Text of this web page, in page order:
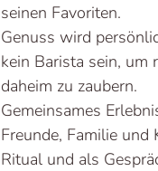
seinen Favoriten.
Genuss wird
kein Barista sein, um
daheim zu zaubern.
Gemeinsames
Freunde, Familie und
Ritual und als